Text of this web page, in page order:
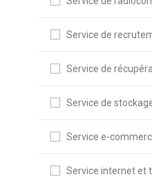
Service de
Service de
Service de
Service e-
Service internet et